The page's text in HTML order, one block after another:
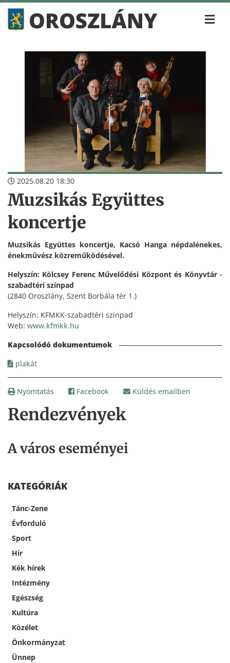
Rendezvények
A város eseményei
KATEGÓRIÁK
Tánc-Zene
Évforduló
Sport
Hír
Kék hírek
Intézmény
Egészség
Kultúra
Közélet
Önkormányzat
Ünnep
2025.08.20 18:30
Muzsikás Együttes
koncertje
Muzsikás Együttes koncertje, Kacsó Hanga népdalénekes,
énekművész közreműködésével.
Helyszín: Kölcsey Ferenc Művelődési Központ és Könyvtár -
szabadtéri színpad
(2840 Oroszlány, Szent Borbála tér 1.)
Helyszín: KFMKK-szabadtéri színpad
Web: www.kfmkk.hu
plakát
Nyomtatás Facebook Küldés emailben